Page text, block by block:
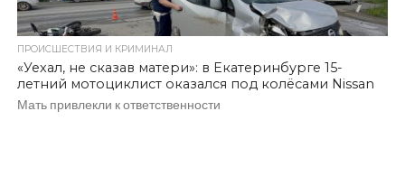
ПРОИСШЕСТВИЯ И КРИМИНАЛ
«Уехал, не сказав матери»: в Екатеринбурге 15-
летний мотоциклист оказался под колёсами Nissan
Мать привлекли к ответственности